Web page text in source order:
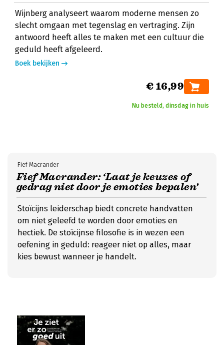
Wijnberg analyseert waarom moderne mensen zo
slecht omgaan met tegenslag en vertraging. Zijn
antwoord heeft alles te maken met een cultuur die
geduld heeft afgeleerd.
Boek bekijken
€ 16,99
Nu besteld, dinsdag in huis
Fief Macrander: ‘Laat je keuzes of
gedrag niet door je emoties bepalen’
Fief Macrander
Stoïcijns leiderschap biedt concrete handvatten
om niet geleefd te worden door emoties en
hectiek. De stoïcijnse filosofie is in wezen een
oefening in geduld: reageer niet op alles, maar
kies bewust wanneer je handelt.